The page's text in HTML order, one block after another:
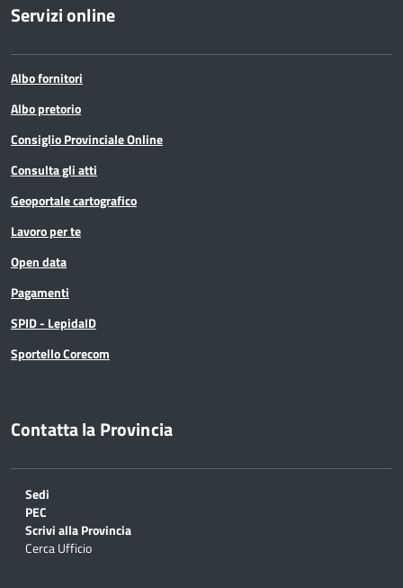
Servizi online
Albo fornitori
Albo pretorio
Consiglio Provinciale Online
Consulta gli atti
Geoportale cartografico
Lavoro per te
Open data
Pagamenti
SPID - LepidaID
Sportello Corecom
Contatta la Provincia
Sedi
PEC
Scrivi alla Provincia
Cerca Ufficio